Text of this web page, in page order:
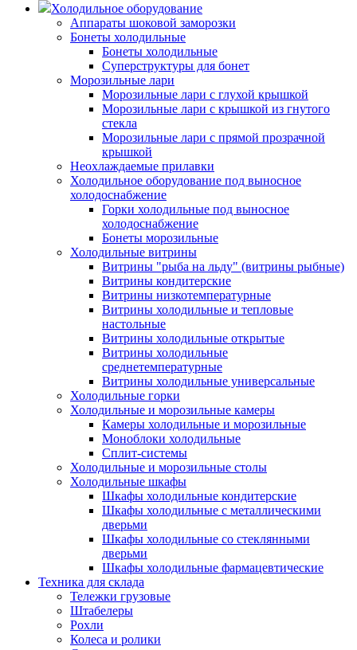
Холодильное оборудование
Аппараты шоковой заморозки
Бонеты холодильные
Бонеты холодильные
Суперструктуры для бонет
Морозильные лари
Морозильные лари с глухой крышкой
Морозильные лари с крышкой из гнутого
стекла
Морозильные лари с прямой прозрачной
крышкой
Неохлаждаемые прилавки
Холодильное оборудование под выносное
холодоснабжение
Горки холодильные под выносное
холодоснабжение
Бонеты морозильные
Холодильные витрины
Витрины "рыба на льду" (витрины рыбные)
Витрины кондитерские
Витрины низкотемпературные
Витрины холодильные и тепловые
настольные
Витрины холодильные открытые
Витрины холодильные
среднетемпературные
Витрины холодильные универсальные
Холодильные горки
Холодильные и морозильные камеры
Камеры холодильные и морозильные
Моноблоки холодильные
Сплит-системы
Холодильные и морозильные столы
Холодильные шкафы
Шкафы холодильные кондитерские
Шкафы холодильные с металлическими
дверьми
Шкафы холодильные со стеклянными
дверьми
Шкафы холодильные фармацевтические
Техника для склада
Тележки грузовые
Штабелеры
Рохли
Колеса и ролики